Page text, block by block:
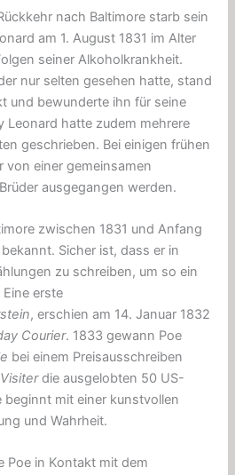
nach Baltimore starb sein
am 1. August 1831 im Alter
seiner Alkoholkrankheit.
nur selten gesehen hatte, stand
und bewunderte ihn für seine
Leonard hatte zudem mehrere
geschrieben. Bei einigen frühen
von einer gemeinsamen
ausgegangen werden.
zwischen 1831 und Anfang
Sicher ist, dass er in
zu schreiben, um so ein
erste
, erschien am 14. Januar 1832
Courier. 1833 gewann Poe
bei einem Preisausschreiben
die ausgelobten 50 US-
beginnt mit einer kunstvollen
und Wahrheit.
Poe in Kontakt mit dem